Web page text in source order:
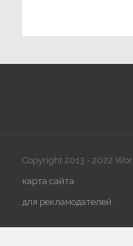
Copyright 2013 - 2022
карта сайта
для рекламодателей